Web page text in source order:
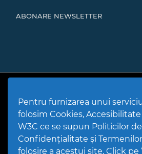
Pentru furnizarea unui
folosim Cookies, Accesibilitate
W3C ce se supun Politicilor de
Confidențialitate și
folosire a acestui site. Click pe
ABONARE NEWSLETTER
Mărgineni
Politică de utilizare Cookies|Politică
Termeni și condiții de utilizare a
Hartă Website